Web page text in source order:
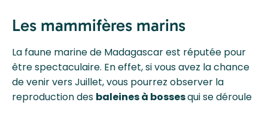
Les mammifères marins
La faune marine de Madagascar est réputée pour
être spectaculaire. En effet, si vous avez la chance
de venir vers Juillet, vous pourrez observer la
reproduction des baleines à bossesqui se déroule